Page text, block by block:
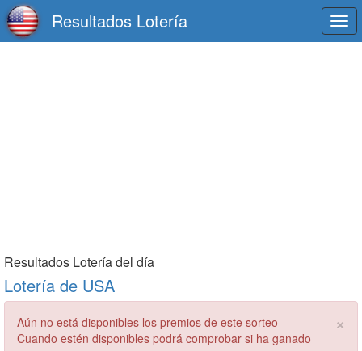
Resultados Lotería
Resultados Lotería del día
Lotería de USA
×
Aún no está disponibles los premios de este sorteo
Cuando estén disponibles podrá comprobar si ha ganado